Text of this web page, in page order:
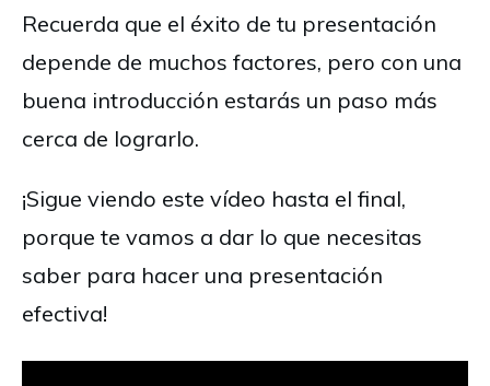
Recuerda que el éxito de tu presentación
depende de muchos factores, pero con una
buena introducción estarás un paso más
cerca de lograrlo.
¡Sigue viendo este vídeo hasta el final,
porque te vamos a dar lo que necesitas
saber para hacer una presentación
efectiva!